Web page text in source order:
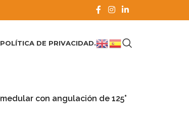
POLÍTICA DE PRIVACIDAD.
con angulación de 125°